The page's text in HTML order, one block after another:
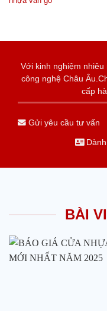
Với kinh nghiệm
công nghệ Châu
cấp
Gửi yêu cầu tư vấn
BÀI